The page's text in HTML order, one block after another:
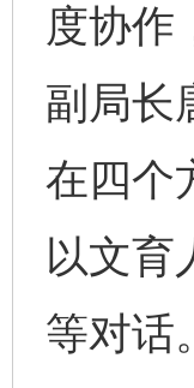
度协作
副局长
在四个
以文育
等对话。